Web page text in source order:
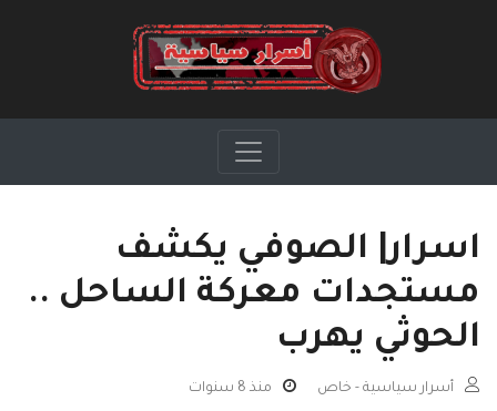
اسرار| الصوفي يكشف
مستجدات معركة الساحل ..
الحوثي يهرب
أسرار سياسية - خاص منذ 8 سنوات